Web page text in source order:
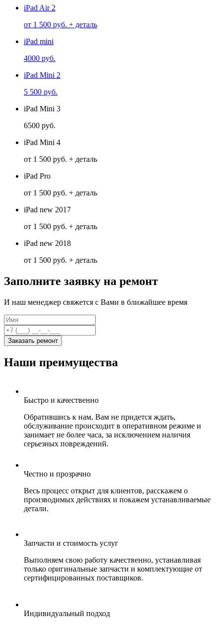
iPad Air 2
от 1 500 руб. + деталь
iPad mini
4000 руб.
iPad Mini 2
5 500 руб.
iPad Mini 3
6500 руб.
iPad Mini 4
от 1 500 руб. + деталь
iPad Pro
от 1 500 руб. + деталь
iPad new 2017
от 1 500 руб. + деталь
iPad new 2018
от 1 500 руб. + деталь
Заполните заявку на ремонт
И наш менеджер свяжется с Вами в ближайшее время
Заказать ремонт
Наши преимущества
Быстро и качественно
Обратившись к нам, Вам не придется ждать,
обслуживание происходит в оперативном режиме и
занимает не более часа, за исключением наличия
серьезных повреждений.
Честно и прозрачно
Весь процесс открыт для клиентов, расскажем о
производимых действиях и покажем устанавливаемые
детали.
Запчасти и стоимость услуг
Выполняем свою работу качественно, устанавливая
только оригинальные запчасти и комплектующие от
сертифицированных поставщиков.
Индивидуальный подход